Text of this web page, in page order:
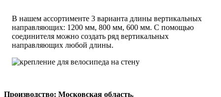
В нашем ассортименте 3 варианта длины вертикальных
направляющих: 1200 мм, 800 мм, 600 мм. С помощью
соединителя можно создать ряд вертикальных
направляющих любой длины.
Производство: Московская область.